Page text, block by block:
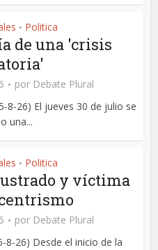
• Politica
de una 'crisis
por Debate Plural
8-26) El jueves 30 de julio se
una...
• Politica
y víctima
por Debate Plural
8-26) Desde el inicio de la